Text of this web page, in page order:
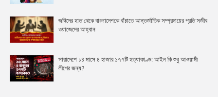
জঙ্গিদের হাত থেকে বাংলাদেশকে বাঁচাতে আন্তর্জাতিক সম্প্রদায়ের প্রতি সজীব
ওয়াজেদের আহ্বান
সারাদেশে ১৪ মাসে ৪ হাজার ১৭৭টি হত্যাকাণ্ড: আইন কি শুধু আওয়ামী
লীগের জন্য?